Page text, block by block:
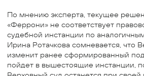
По мнению эксперта, текущее
«Феррони» не соответствует
судебной инстанции по
Ирина Ротачкова сомневается, что
изменит ранее сформированный
пойдет в вышестоящие инстанции,